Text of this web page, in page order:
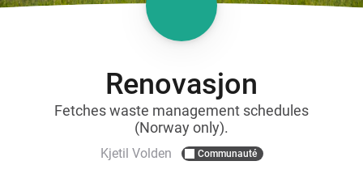
Renovasjon
Fetches waste management schedules
(Norway only).
Kjetil Volden Communauté